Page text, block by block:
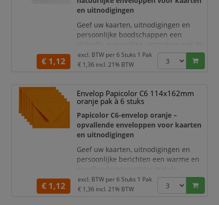
De enveloppen hebben het standaard
C6-formaat van 11
en uitnodigingen
Geef uw kaarten, uitnodigingen en
persoonlijke boodschappen een
Papicolor C6-enveloppen in kraft wit.
De lichte kraftkleur en zichtbare
presentatie. Hierdoor zijn deze
enveloppen geschikt voor feestelijke
gelegenheden, zakelijke communicatie,
creatieve project
€ 1,12
excl. BTW per6 Stuks 1 Pak
€ 1,36 incl. 21% BTW
Envelop Papicolor C6 114x162mm
oranje pak à 6 stuks
Papicolor C6-envelop oranje –
opvallende enveloppen voor kaarten
en uitnodigingen
Geef uw kaarten, uitnodigingen en
persoonlijke berichten een warme en
Papicolor C6-enveloppen in oranje. De
levendige kleur trekt direct de
€ 1,12
excl. BTW per6 Stuks 1 Pak
€ 1,36 incl. 21% BTW